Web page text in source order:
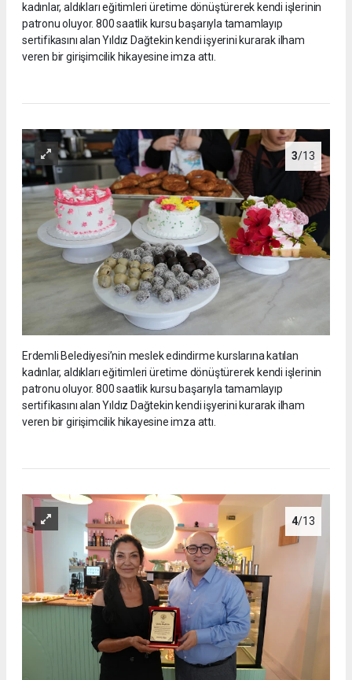
kadınlar, aldıkları eğitimleri üretime dönüştürerek kendi işlerinin
patronu oluyor. 800 saatlik kursu başarıyla tamamlayıp
sertifikasını alan Yıldız Dağtekin kendi işyerini kurarak ilham
veren bir girişimcilik hikayesine imza attı.
3/13
Erdemli Belediyesi’nin meslek edindirme kurslarına katılan
kadınlar, aldıkları eğitimleri üretime dönüştürerek kendi işlerinin
patronu oluyor. 800 saatlik kursu başarıyla tamamlayıp
sertifikasını alan Yıldız Dağtekin kendi işyerini kurarak ilham
veren bir girişimcilik hikayesine imza attı.
4/13